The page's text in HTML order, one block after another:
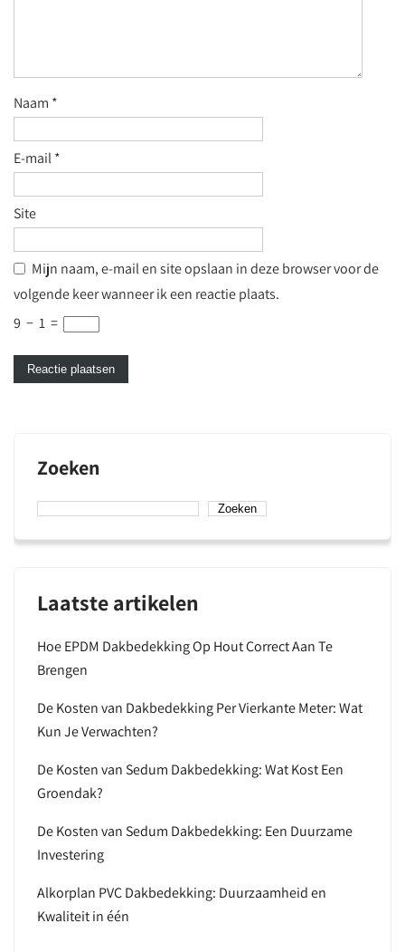
Naam *
E-mail*
Site
Mijn naam, e-mail en site opslaan in deze browser voor de
volgende keer wanneer ik een reactie plaats.
9 − 1 =
Zoeken
Zoeken
Laatste artikelen
Hoe EPDM Dakbedekking Op Hout Correct Aan Te
Brengen
De Kosten van Dakbedekking Per Vierkante Meter: Wat
Kun Je Verwachten?
De Kosten van Sedum Dakbedekking: Wat Kost Een
Groendak?
De Kosten van Sedum Dakbedekking: Een Duurzame
Investering
Alkorplan PVC Dakbedekking: Duurzaamheid en
Kwaliteit in één